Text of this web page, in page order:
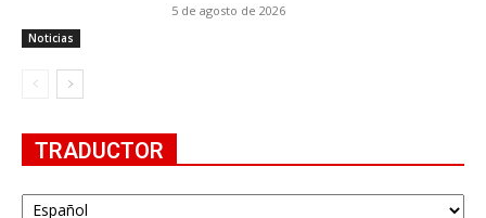
Noticias
5 de agosto de 2026
TRADUCTOR